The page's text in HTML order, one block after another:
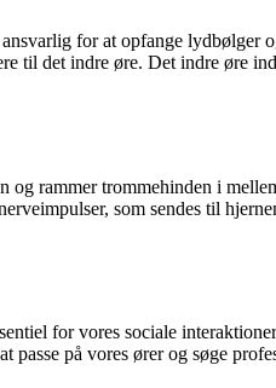
for at opfange lydbølger
til det indre øre. Det indre øre
rammer trommehinden i
som sendes til
for vores sociale
på vores ører og søge